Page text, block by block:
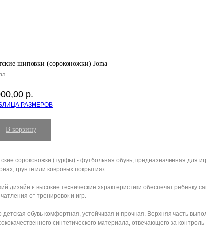
шиповки (сороконожки) Joma
р.
РАЗМЕРОВ
В корзину
сороконожки (турфы) - футбольная обувь, предназначенная для
грунте или ковровых покрытиях.
дизайн и высокие технические характеристики обеспечат ребенку
от тренировок и игр.
детская обувь комфортная, устойчивая и прочная. Верхняя часть
синтетического материала, отвечающего за